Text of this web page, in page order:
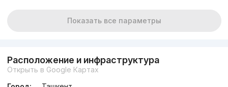
Показать все параметры
Расположение и инфраструктура
Открыть в Google Картах